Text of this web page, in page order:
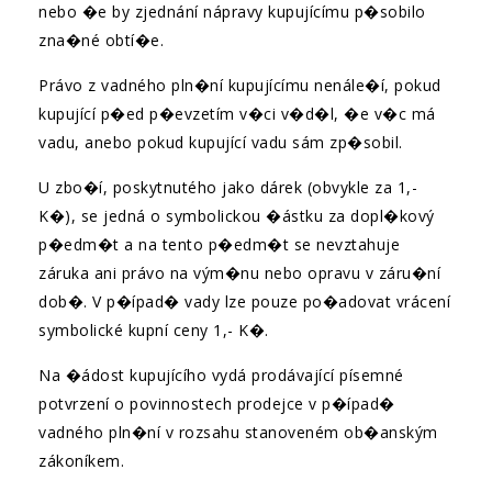
nebo �e by zjednání nápravy kupujícímu p�sobilo
zna�né obtí�e.
Právo z vadného pln�ní kupujícímu nenále�í, pokud
kupující p�ed p�evzetím v�ci v�d�l, �e v�c má
vadu, anebo pokud kupující vadu sám zp�sobil.
U zbo�í, poskytnutého jako dárek (obvykle za 1,-
K�), se jedná o symbolickou �ástku za dopl�kový
p�edm�t a na tento p�edm�t se nevztahuje
záruka ani právo na vým�nu nebo opravu v záru�ní
dob�. V p�ípad� vady lze pouze po�adovat vrácení
symbolické kupní ceny 1,- K�.
Na �ádost kupujícího vydá prodávající písemné
potvrzení o povinnostech prodejce v p�ípad�
vadného pln�ní v rozsahu stanoveném ob�anským
zákoníkem.